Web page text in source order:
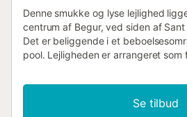
Denne smukke og lyse lejlighed
centrum af Begur, ved siden af
Det er beliggende i et
pool. Lejligheden er arrangeret
badeværelse med bruser og to
dobbeltseng og det andet med en
to enkeltsenge i stuen. Skal have
Se tilbud